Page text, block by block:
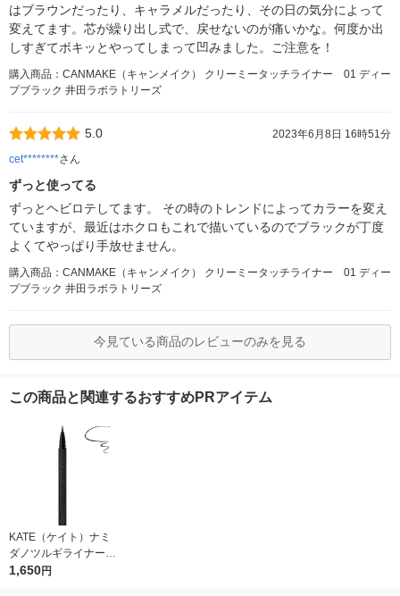
はブラウンだったり、キャラメルだったり、その日の気分によって
変えてます。芯が繰り出し式で、戻せないのが痛いかな。何度か出
しすぎてボキッとやってしまって凹みました。ご注意を！
購入商品：CANMAKE（キャンメイク） クリーミータッチライナー 01 ディー
プブラック 井田ラボラトリーズ
5.0
2023年6月8日 16時51分
cet********さん
ずっと使ってる
ずっとヘビロテしてます。 その時のトレンドによってカラーを変え
ていますが、最近はホクロもこれで描いているのでブラックが丁度
よくてやっぱり手放せません。
購入商品：CANMAKE（キャンメイク） クリーミータッチライナー 01 ディー
プブラック 井田ラボラトリーズ
今見ている商品のレビューのみを見る
この商品と関連するおすすめPRアイテム
KATE（ケイト）ナミ
ダノツルギライナーＢ
Ｋー1Kanebo（カネ
1,650円